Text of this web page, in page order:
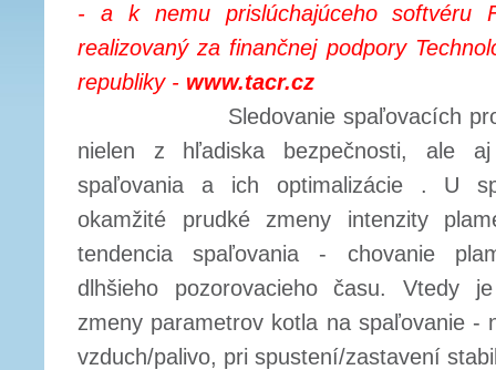
- a k nemu prislúchajúceho softvéru
realizovaný za finančnej podpory
republiky - www.tacr.cz
Sledovanie spaľovacích
nielen z hľadiska bezpečnosti, ale aj
spaľovania a ich optimalizácie . U
okamžité prudké zmeny intenzity
tendencia spaľovania - chovanie
dlhšieho pozorovacieho času. Vtedy
zmeny parametrov kotla na spaľovanie -
vzduch/palivo, pri spustení/zastavení